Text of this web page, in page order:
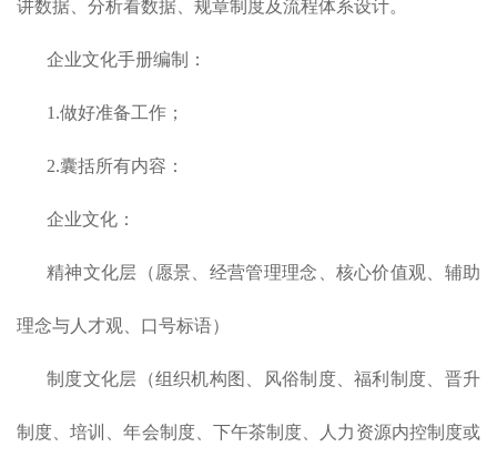
讲数据、分析看数据、规章制度及流程体系设计。
企业文化手册编制：
1.做好准备工作；
2.囊括所有内容：
企业文化：
精神文化层（愿景、经营管理理念、核心价值观、辅助
理念与人才观、口号标语）
制度文化层（组织机构图、风俗制度、福利制度、晋升
制度、培训、年会制度、下午茶制度、人力资源内控制度或